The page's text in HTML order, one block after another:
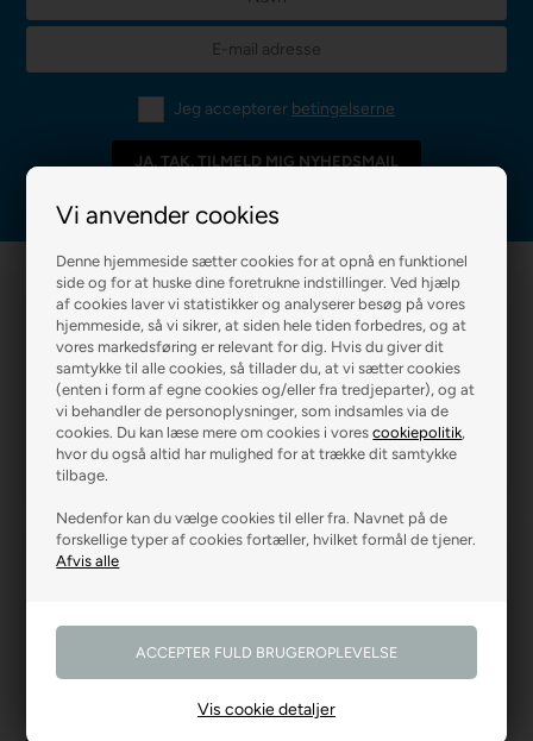
Vi anvender cookies
Denne hjemmeside sætter cookies for at opnå en funktionel
side og for at huske dine foretrukne indstillinger. Ved hjælp
af cookies laver vi statistikker og analyserer besøg på vores
hjemmeside, så vi sikrer, at siden hele tiden forbedres, og at
vores markedsføring er relevant for dig. Hvis du giver dit
samtykke til alle cookies, så tillader du, at vi sætter cookies
(enten i form af egne cookies og/eller fra tredjeparter), og at
vi behandler de personoplysninger, som indsamles via de
cookies. Du kan læse mere om cookies i vorescookiepolitik,
hvor du også altid har mulighed for at trække dit samtykke
tilbage.
Nedenfor kan du vælge cookies til eller fra. Navnet på de
forskellige typer af cookies fortæller, hvilket formål de tjener.
Vis cookie detaljer
Jeg accepterer betingelserne
R2 MALERFIRMA R2 FARVEHANDEL
R2 GARDINER R2 GULVE